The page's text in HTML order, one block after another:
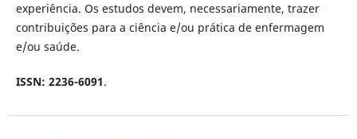
experiência. Os estudos devem, necessariamente, trazer
contribuições para a ciência e/ou prática de enfermagem
e/ou saúde.
ISSN: 2236-6091.